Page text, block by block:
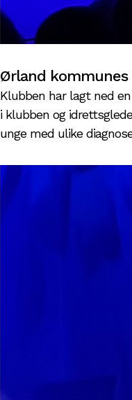
Ørland kommunes
Klubben har lagt ned
i klubben og
unge med ulike